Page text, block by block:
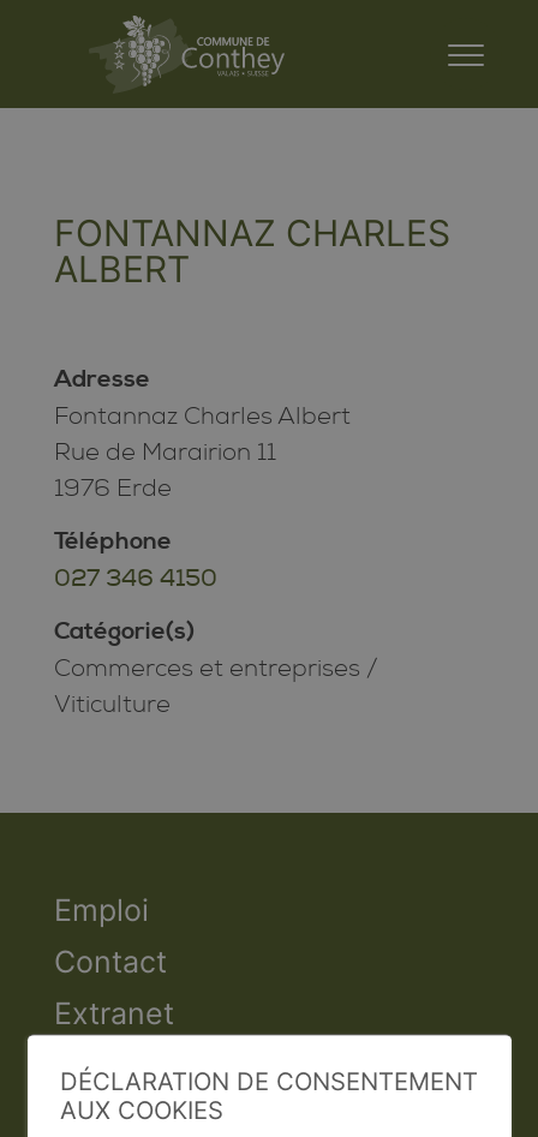
FONTANNAZ CHARLES
ALBERT
Adresse
Fontannaz Charles Albert
Rue de Marairion 11
1976 Erde
Téléphone
027 346 4150
Catégorie(s)
Commerces et entreprises /
Viticulture
Emploi
Contact
Extranet
Valais Excellence
DÉCLARATION DE CONSENTEMENT
AUX COOKIES